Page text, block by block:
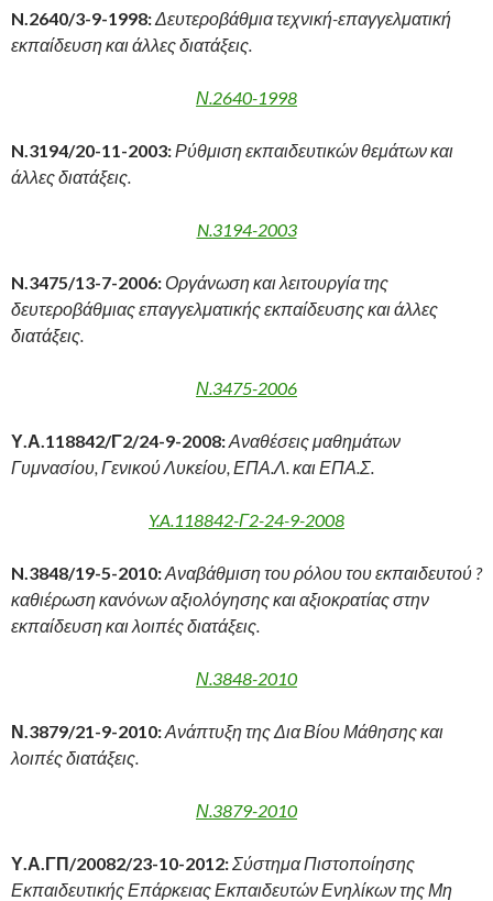
N.2640/3-9-1998:Δευτεροβάθμια τεχνική-επαγγελματική
εκπαίδευση και άλλες διατάξεις.
Ν.2640-1998
N.3194/20-11-2003:Ρύθμιση εκπαιδευτικών θεμάτων και
άλλες διατάξεις.
N.3194-2003
N.3475/13-7-2006: Οργάνωση και λειτουργία της
δευτεροβάθμιας επαγγελματικής εκπαίδευσης και άλλες
διατάξεις.
Ν.3475-2006
Υ.Α.118842/Γ2/24-9-2008:Αναθέσεις μαθημάτων
Γυμνασίου, Γενικού Λυκείου, ΕΠΑ.Λ. και ΕΠΑ.Σ.
Y.A.118842-Γ2-24-9-2008
N.3848/19-5-2010:Αναβάθμιση του ρόλου του εκπαιδευτού ?
καθιέρωση κανόνων αξιολόγησης και αξιοκρατίας στην
εκπαίδευση και λοιπές διατάξεις.
Ν.3848-2010
Ν.3879/21-9-2010:Ανάπτυξη της Δια Βίου Μάθησης και
λοιπές διατάξεις.
Ν.3879-2010
Υ.Α.ΓΠ/20082/23-10-2012:Σύστημα Πιστοποίησης
Εκπαιδευτικής Επάρκειας Εκπαιδευτών Ενηλίκων της Μη